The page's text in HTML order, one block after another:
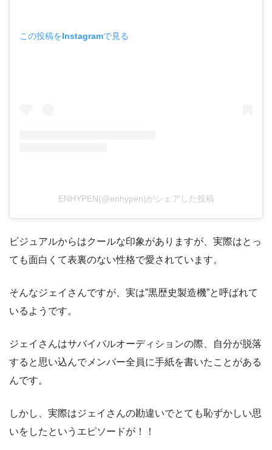
この投稿をInstagramで見る
ENHYPEN(@enhypen)がシェアした投稿
ビジュアルからはクールな印象がありますが、実際はとっ
ても面白くて表裏のない性格で愛されています。
そんなジェイさんですが、実は”黒歴史製造機”と呼ばれて
いるようです。
ジェイさんはサバイバルオーディションの際、自分が脱落
すると思い込んでメンバー全員に手紙を書いたことがある
んです。
しかし、実際はジェイさんの勘違いでとても恥ずかしい思
いをしたというエピソードが！！